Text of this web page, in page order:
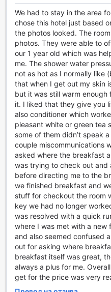
стаите гарантира, че ще
време на целия си
Транспортни удобства в
Chattanooga/Eastridge
Baymont by Wyndham
удобни транспортни
пътуване до и от хотела
собствен паркинг на
насладят на
им са в безопасност и
безплатен, което е
пътуват с кола и искат да
паркиране.
С удобството на
планират своите
притеснения. Независимо
местните
насладите на
Baymont by Wyndham
всичко необходимо, за да
удобно и приятно.
Съоръжения в стаите на
Chattanooga/Eastridge
В Baymont by Wyndham
стая е проектирана с
We had to stay in the area
chose this hotel just based
the photos looked. The
photos. They were able to
our 1 year old which was
me. The shower water
not as hot as I normally like
that when I get out my skin
but it was still warm
it. I liked that they give you
also conditioner which
pleasant white or green tea
some of them didn’t speak
couple miscommunications
asked where the breakfast
was trying to check out and
before directing me to the
we finished breakfast and
stuff for checkout the room
key we had no longer
was resolved with a quick
where I was met with a new
and also seemed confused
out for asking where
breakfast itself was great,
always a plus for me.
get for the price was very